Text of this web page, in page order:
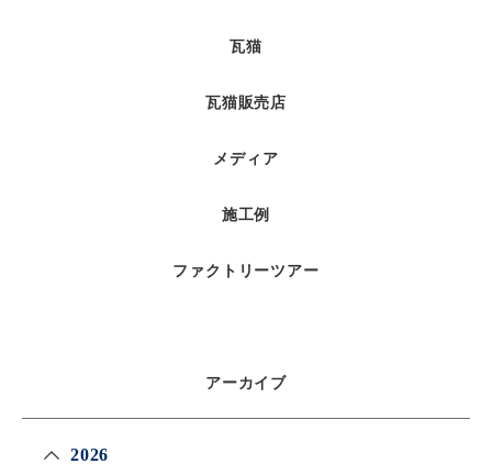
瓦猫
瓦猫販売店
メディア
施工例
ファクトリーツアー
アーカイブ
2026